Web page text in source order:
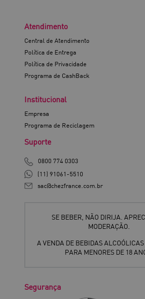
Atendimento
Central de Atendimento
Política de Entrega
Política de Privacidade
Programa de CashBack
Institucional
Empresa
Programa de Reciclagem
Suporte
0800 774 0303
(11) 91061-5510
sac@chezfrance.com.br
SE BEBER, NÃO DIRIJA.
MODERAÇÃO.
A VENDA DE BEBIDAS
PARA MENORES DE 18
Segurança